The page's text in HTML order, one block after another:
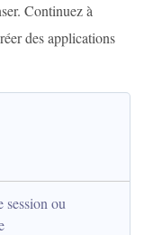
Continuez à
des applications
session ou